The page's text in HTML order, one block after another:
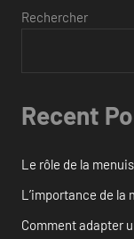
Rechercher
Recent
Le rôle de la
L’importance de la
Comment adapter